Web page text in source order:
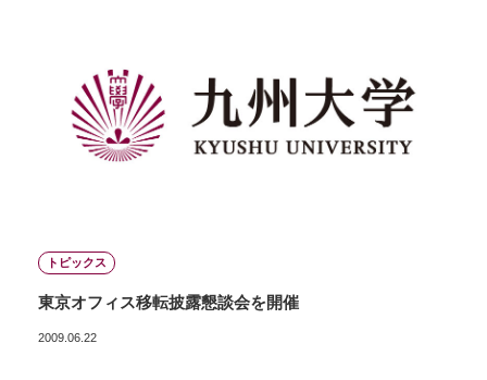
トピックス
東京オフィス移転披露懇談会を開催
2009.06.22